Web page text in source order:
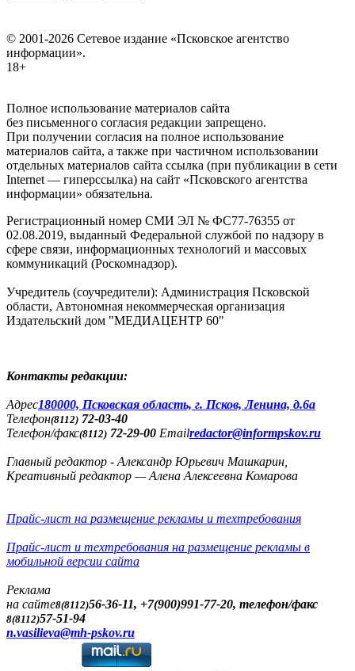
© 2001-2026 Сетевое издание «Псковское агентство
информации».
18+
Полное использование материалов сайта
без письменного согласия редакции запрещено.
При получении согласия на полное использование
материалов сайта, а также при частичном использовании
отдельных материалов сайта ссылка (при публикации в сети
Internet — гиперссылка) на сайт «Псковского агентства
информации» обязательна.
Регистрационный номер СМИ ЭЛ № ФС77-76355 от
02.08.2019, выданный Федеральной службой по надзору в
сфере связи, информационных технологий и массовых
коммуникаций (Роскомнадзор).
Учредитель (соучредители): Администрация Псковской
области, Автономная некоммерческая организация
Издательский дом "МЕДИАЦЕНТР 60"
Контакты редакции:
Адреc180000, Псковская область, г. Псков, Ленина, д.6а
Телефон(8112) 72-03-40
Телефон/факс(8112) 72-29-00 Emailredactor@informpskov.ru
Главный редактор - Александр Юрьевич Машкарин,
Креативный редактор — Алена Алексеевна Комарова
Прайс-лист на размещение рекламы и техтребования
Прайс-лист и техтребования на размещение рекламы в
мобильной версии сайта
Реклама
на сайте8(8112)56-36-11, +7(900)991-77-20, телефон/факс
8(8112)57-51-94
n.vasilieva@mh-pskov.ru